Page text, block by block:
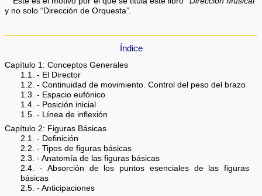
y no solo “Dirección de Orquesta”.
Índice
Capítulo 1: Conceptos Generales
1.1. - El Director
1.2. - Continuidad de movimiento. Control del peso del brazo
1.3. - Espacio eufónico
1.4. - Posición inicial
1.5. - Línea de inflexión
Capítulo 2: Figuras Básicas
2.1. - Definición
2.2. - Tipos de figuras básicas
2.3. - Anatomía de las figuras básicas
2.4. - Absorción de los puntos esenciales de las figuras
básicas
2.5. - Anticipaciones